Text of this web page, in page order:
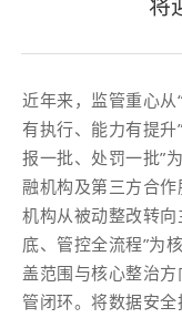
近年来，监管重心从
有执行、能力有提
报一批、处罚一批”
融机构及第三方合
机构从被动整改转
底、管控全流程”为
盖范围与核心整治
管闭环。将数据安全